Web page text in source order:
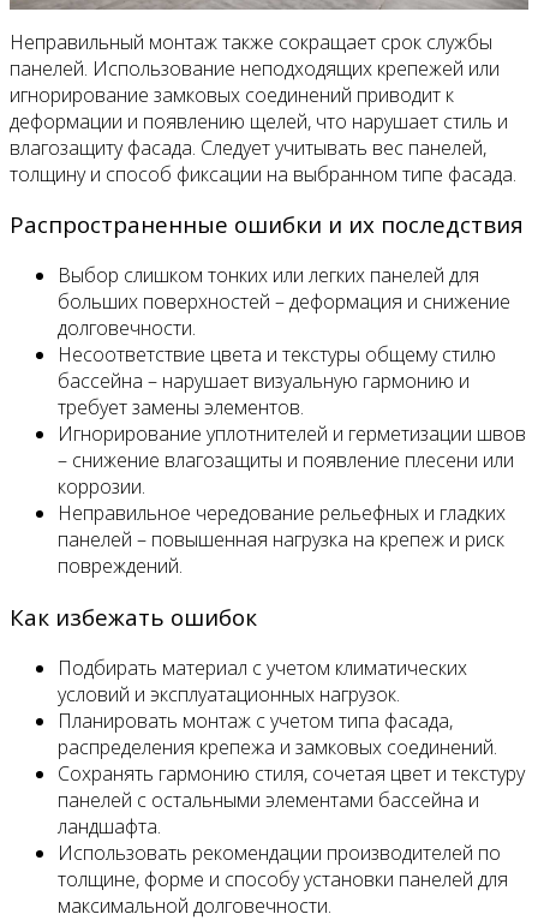
Неправильный монтаж также сокращает срок службы
панелей. Использование неподходящих крепежей или
игнорирование замковых соединений приводит к
деформации и появлению щелей, что нарушает стиль и
влагозащиту фасада. Следует учитывать вес панелей,
толщину и способ фиксации на выбранном типе фасада.
Распространенные ошибки и их последствия
Выбор слишком тонких или легких панелей для
больших поверхностей – деформация и снижение
долговечности.
Несоответствие цвета и текстуры общему стилю
бассейна – нарушает визуальную гармонию и
требует замены элементов.
Игнорирование уплотнителей и герметизации швов
– снижение влагозащиты и появление плесени или
коррозии.
Неправильное чередование рельефных и гладких
панелей – повышенная нагрузка на крепеж и риск
повреждений.
Как избежать ошибок
Подбирать материал с учетом климатических
условий и эксплуатационных нагрузок.
Планировать монтаж с учетом типа фасада,
распределения крепежа и замковых соединений.
Сохранять гармонию стиля, сочетая цвет и текстуру
панелей с остальными элементами бассейна и
ландшафта.
Использовать рекомендации производителей по
толщине, форме и способу установки панелей для
максимальной долговечности.